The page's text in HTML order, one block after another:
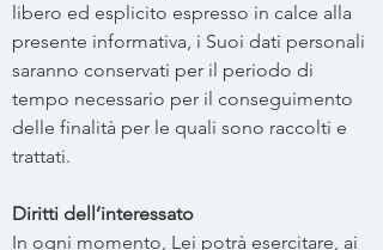
libero ed esplicito espresso in calce alla
presente informativa, i Suoi dati personali
saranno conservati per il periodo di
tempo necessario per il conseguimento
delle finalità per le quali sono raccolti e
trattati.
Diritti dell’interessato
In ogni momento, Lei potrà esercitare, ai